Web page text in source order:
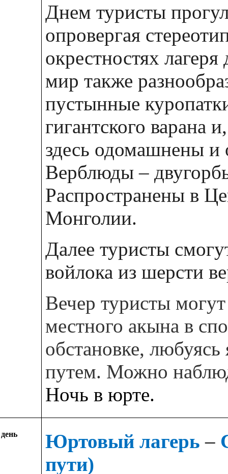
Днем туристы
опровергая
окрестностях
мир также
пустынные
гигантского варана
здесь одомашнены и
Верблюды –
Распространены в
Монголии.
Далее туристы
войлока из шерсти
Вечер туристы
местного акына в
обстановке,
путем. Можно
Ночь в юрте.
Юртовый лагерь –
пути)